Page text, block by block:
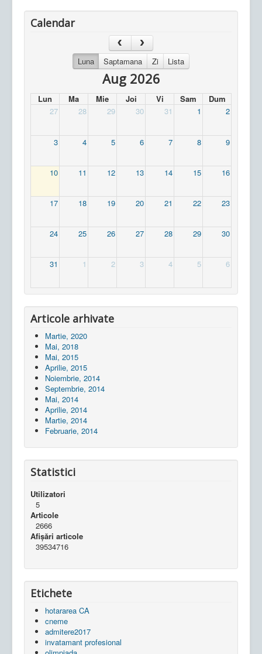
Calendar
Luna Saptamana Zi Lista
Aug 2026
Lun Ma Mie Joi Vi Sam
Dum
27
28 29 30 31 1 2
3 4 5 6 7 8 9
10 11 12 13 14 15 16
17 18 19 20 21 22 23
24 25 26 27 28 29 30
31 1 2 3 4 5 6
Articole arhivate
Martie, 2020
Mai, 2018
Mai, 2015
Aprilie, 2015
Noiembrie, 2014
Septembrie, 2014
Mai, 2014
Aprilie, 2014
Martie, 2014
Februarie, 2014
Statistici
Utilizatori
5
Articole
2666
Afișări articole
39534716
Etichete
hotararea CA
cneme
admitere2017
invatamant profesional